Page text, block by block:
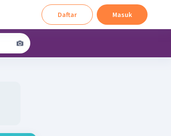
Daftar Masuk